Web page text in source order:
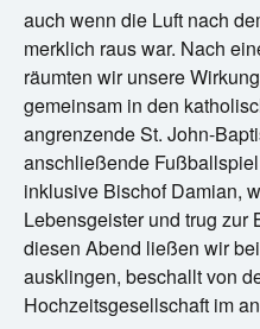
auch wenn die Luft nach
merklich raus war. Nach
räumten wir unsere
gemeinsam in den
angrenzende St. John-
anschließende
inklusive Bischof Damian,
Lebensgeister und trug zur
diesen Abend ließen wir
ausklingen, beschallt von
Hochzeitsgesellschaft im